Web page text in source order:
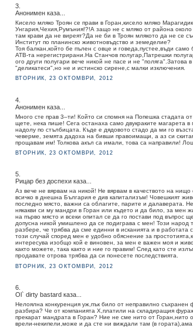
3.
Анонимен каза...
Кисело мляко Троян се прави в Горан,кисело мляко
Унгария,Чехия,Румъния!?!А защо не с мляко от района
там крави да не виреят?Да не би в Троян млякото да не се
Институт по планинско животновъдство и земеделие?
Тоя балкан,който бе пълен с овце и говеда,пустее,въди
АТВ-та нерегистрирани.На Станчов полугар,Патрешки
ого други полугари вече никой не пасе и не "поляга".Затова
"деликатеси",но не и истинско сирене,с малки изключения.
ВТОРНИК, 23 ОКТОМВРИ, 2012
4.
Анонимен каза...
Много сте прав 3–ти! Който си спомня на Попешка стадата
щете, нека пише! Сега останаха само двукраките магарета в
надолу по стълбицата. Къде е дядовото стадо да ми го
чеверме, земята дадоха на бивши правоимащи, а аз си
прощавам им! Толкова акъл са имали, това са направили!
ВТОРНИК, 23 ОКТОМВРИ, 2012
5.
Рицар без доспехи каза...
Аз вече не вярвам на никой! Не вярвам в качеството на нищо
всичко в днешна България е див капитализъм! Човешкият
последно място, важни са облагите, парите и далаверата.
някакви си му мандри в Горан или където и да било, за мен
на първо място и всеки опитал се да го постави под въпрос
допусна никой умишлено да се подиграва с мен! Този народ
разбере, че трябва да сме единни в исканията и в работата
този случай според мен е удобно обяснение за
интересува изобщо кой е виновен, за мен е важен моя и
както можете, така както и ние го правим! След като сте
продавате отрова трябва да си понесете последствията.
ВТОРНИК, 23 ОКТОМВРИ, 2012
6.
Ol` dirty bastard каза...
Нелоялна конкуренция уж,пък било от неправилно съхранен
разбира? Че от компанията Х,платили на складиращия
прекарат мандрата в Горан? Ние не сме нито от Горан,нито
врели-некипели,може и да сте ни виждали там (в